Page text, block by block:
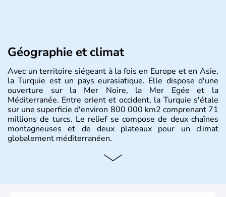
Géographie et climat
Avec un territoire siégeant à la fois en Europe et en Asie,
la Turquie est un pays eurasiatique. Elle dispose d'une
ouverture sur la Mer Noire, la Mer Egée et la
Méditerranée. Entre orient et occident, la Turquie s'étale
sur une superficie d'environ 800 000 km2 comprenant 71
millions de turcs. Le relief se compose de deux chaînes
montagneuses et de deux plateaux pour un climat
globalement méditerranéen.
Histoire et administration